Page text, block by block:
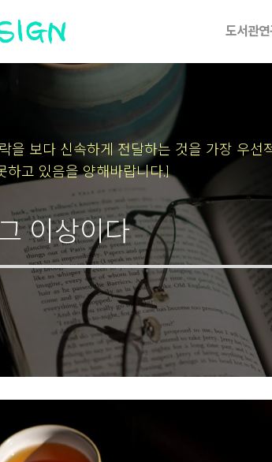
도서관연
을 보다 신속하게 전달하는 것을 가장 우선
하고 있음을 양해바랍니다.]
이상이다